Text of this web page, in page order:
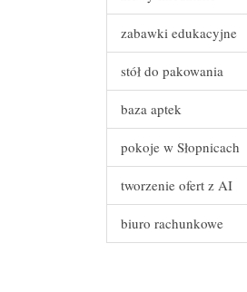
zabawki edukacyjne
stół do pakowania
baza aptek
pokoje w Słopnicach
tworzenie ofert z AI
biuro rachunkowe